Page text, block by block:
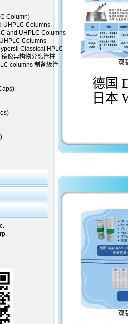
观
德国
日本
观
Column)
UHPLC Columns
and UHPLC Columns
Columns
Classical HPLC
像异构物分离管柱
columns 制备级管